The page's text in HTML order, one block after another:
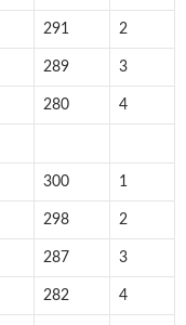
291 2
289 3
280 4
300 1
298 2
287 3
282 4